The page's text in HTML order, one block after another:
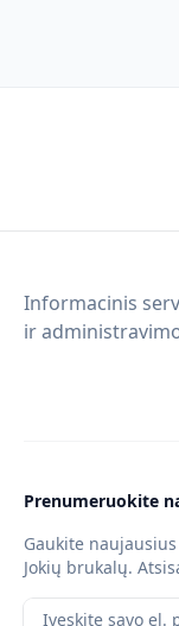
Informacinis
ir
Prenumeruokite
Gaukite
Jokių brukalų.
Įveskite savo el.